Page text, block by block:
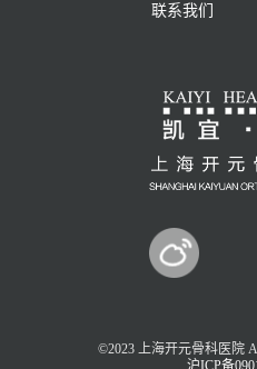
联系我们
©2023 上海开元骨科医院
沪ICP备